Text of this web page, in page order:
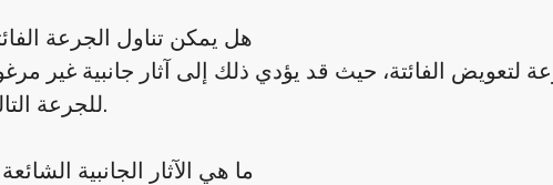
1. هل يمكن تناول الجرعة
لتعويض الفائتة، حيث قد يؤدي ذلك إلى آثار جانبية غير
للجرعة التالية وفق الجدول المعتاد.
2. ما هي الآثار الجانبية